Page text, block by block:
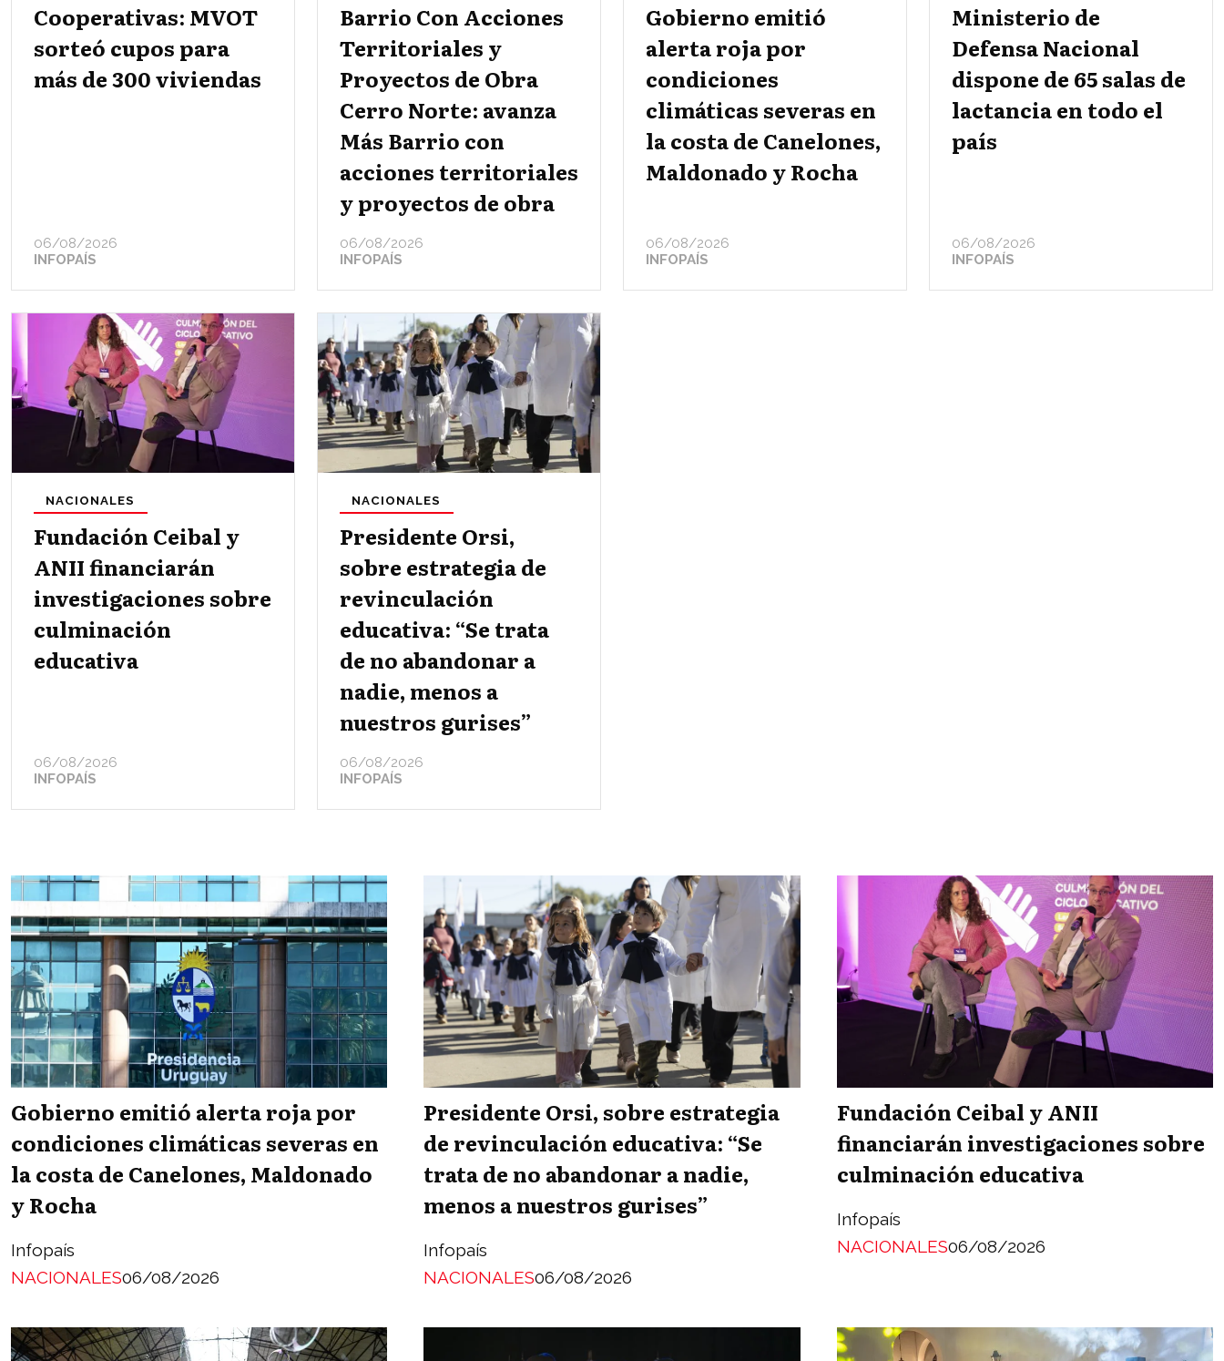
Cooperativas: MVOT
sorteó cupos para
más de 300 viviendas
INFOPAÍS
06/08/2026
Barrio Con Acciones
Territoriales y
Proyectos de Obra
Cerro Norte: avanza
Más Barrio con
acciones territoriales
y proyectos de obra
INFOPAÍS
06/08/2026
Gobierno emitió
alerta roja por
condiciones
climáticas severas en
la costa de Canelones,
Maldonado y Rocha
INFOPAÍS
06/08/2026
Ministerio de
Defensa Nacional
dispone de 65 salas de
lactancia en todo el
país
INFOPAÍS
06/08/2026
Fundación Ceibal y
ANII financiarán
investigaciones sobre
culminación
educativa
INFOPAÍS
NACIONALES
06/08/2026
Presidente Orsi,
sobre estrategia de
revinculación
educativa: “Se trata
de no abandonar a
nadie, menos a
nuestros gurises”
INFOPAÍS
NACIONALES
06/08/2026
Gobierno emitió alerta roja por
condiciones climáticas severas en
la costa de Canelones, Maldonado
y Rocha
Infopaís
NACIONALES06/08/2026
Presidente Orsi, sobre estrategia
de revinculación educativa: “Se
trata de no abandonar a nadie,
menos a nuestros gurises”
Infopaís
NACIONALES06/08/2026
Fundación Ceibal y ANII
financiarán investigaciones sobre
culminación educativa
Infopaís
NACIONALES06/08/2026